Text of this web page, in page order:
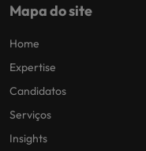
Mapa do site
Home
Expertise
Candidatos
Serviços
Insights